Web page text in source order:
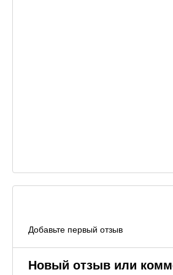
Добавьте первый отзыв
Новый отзыв или